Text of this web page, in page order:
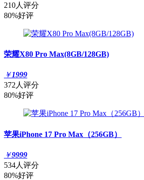
210人评分
80%好评
荣耀X80 Pro Max(8GB/128GB)
￥1999
372人评分
80%好评
苹果iPhone 17 Pro Max（256GB）
￥9999
534人评分
80%好评